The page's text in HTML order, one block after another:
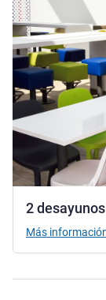
2 desayunos
Más